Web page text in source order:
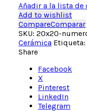
Añadir a la lista de
Add to wishlist
CompareComparar
SKU: 20x20-
Cerámica Etiqueta:
Share
Facebook
X
Pinterest
LinkedIn
Telegram